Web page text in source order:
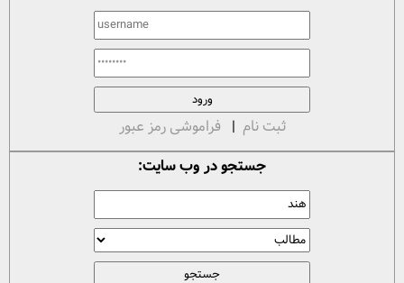
ثبت نام | فراموشی رمز عبور
جستجو در وب سایت: